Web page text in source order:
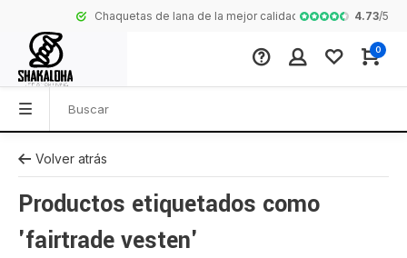
Chaquetas de lana de la mejor calidad de Nepal Colección
4.73/5
0
Volver atrás
Productos etiquetados como
'fairtrade vesten'